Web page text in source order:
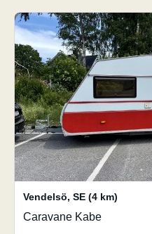
Vendelsö, SE (4 km)
Caravane Kabe